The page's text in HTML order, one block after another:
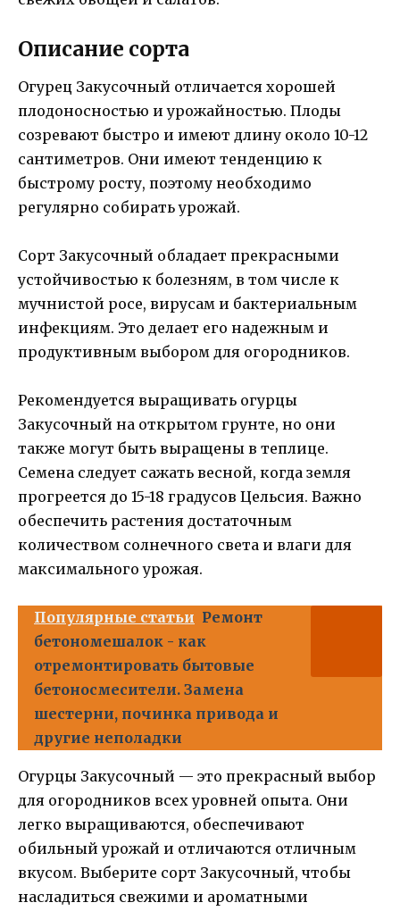
Описание сорта
Огурец Закусочный отличается хорошей
плодоносностью и урожайностью. Плоды
созревают быстро и имеют длину около 10-12
сантиметров. Они имеют тенденцию к
быстрому росту, поэтому необходимо
регулярно собирать урожай.
Сорт Закусочный обладает прекрасными
устойчивостью к болезням, в том числе к
мучнистой росе, вирусам и бактериальным
инфекциям. Это делает его надежным и
продуктивным выбором для огородников.
Рекомендуется выращивать огурцы
Закусочный на открытом грунте, но они
также могут быть выращены в теплице.
Семена следует сажать весной, когда земля
прогреется до 15-18 градусов Цельсия. Важно
обеспечить растения достаточным
количеством солнечного света и влаги для
максимального урожая.
Популярные статьи Ремонт
бетономешалок - как
отремонтировать бытовые
бетоносмесители. Замена
шестерни, починка привода и
другие неполадки
Огурцы Закусочный — это прекрасный выбор
для огородников всех уровней опыта. Они
легко выращиваются, обеспечивают
обильный урожай и отличаются отличным
вкусом. Выберите сорт Закусочный, чтобы
насладиться свежими и ароматными